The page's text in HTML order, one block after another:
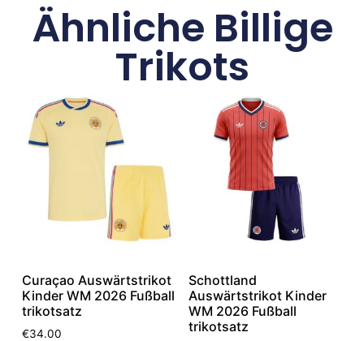
Ähnliche Billige
Trikots
Curaçao Auswärtstrikot
Kinder WM 2026 Fußball
trikotsatz
€34.00
Schottland
Auswärtstrikot Kinder
WM 2026 Fußball
trikotsatz